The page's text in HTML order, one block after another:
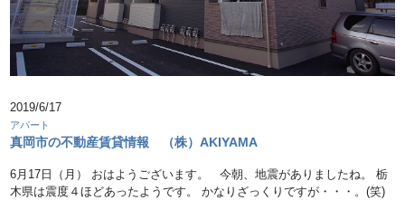
2019/6/17
アパート
真岡市の不動産賃貸情報 （株）AKIYAMA
6月17日（月） おはようございます。 今朝、地震がありましたね。 栃
木県は震度４ほどあったようです。 かなりざっくりですが・・・。(笑)